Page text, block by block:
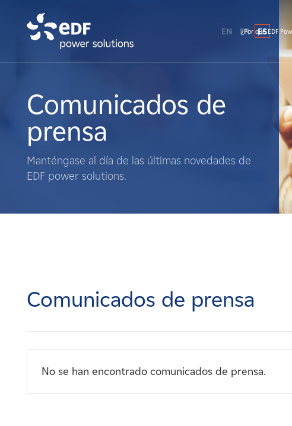
Qué hacemos
Terratenientes
Noticias
EN FR ES
¿Por qué EDF
Comunicados de
prensa
Manténgase al día de las últimas novedades de
EDF power solutions.
Comunicados de prensa
No se han encontrado comunicados de prensa.